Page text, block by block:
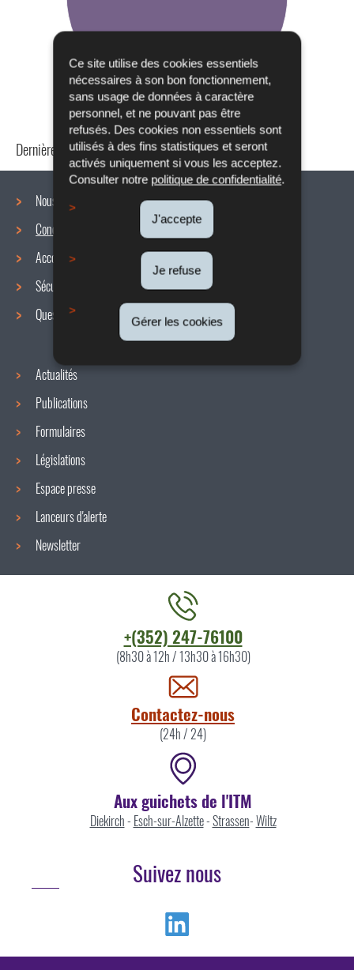
Ce site utilise des cookies essentiels
nécessaires à son bon fonctionnement,
sans usage de données à caractère
personnel, et ne pouvant pas être
refusés. Des cookies non essentiels sont
utilisés à des fins statistiques et seront
activés uniquement si vous les acceptez.
Consulter notre politique de confidentialité.
J'accepte
Je refuse
Gérer les cookies
Dernière mise à jour24/04/2024
Menu
de
navigation
Nous connaître
Conditions de travail
Accords collectifs
Sécurité / Santé au travail
Questions / réponses
Actualités
Publications
Formulaires
Législations
Espace presse
Lanceurs d'alerte
Newsletter
+(352) 247-76100
(8h30 à 12h / 13h30 à 16h30)
Contactez-nous
(24h / 24)
Aux guichets de l'ITM
Diekirch- Esch-sur-Alzette-Strassen-Wiltz
Suivez nous